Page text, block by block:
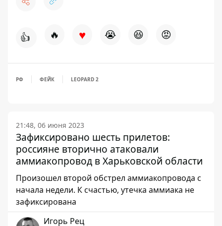
👍 🔥 ♥ 😭 😆 😡
РФ ФЕЙК LEOPARD 2
21:48, 06 июня 2023
Зафиксировано шесть прилетов:
россияне вторично атаковали
аммиакопровод в Харьковской области
Произошел второй обстрел аммиакопровода с
начала недели. К счастью, утечка аммиака не
зафиксирована
Игорь Рец